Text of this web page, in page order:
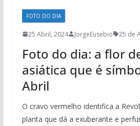
FOTO DO DIA
25 Abril, 2024 JorgeEusebio 25 de
Foto do dia: a flor
asiática que é
Abril
O cravo vermelho identifica a
planta que dá a exuberante e